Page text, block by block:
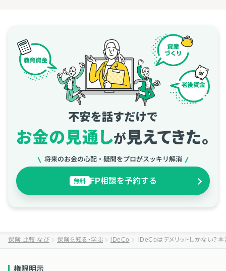
将来のお金の心配・疑問をプロがスッキリ解消
無料 FP相談を予約する
保険 比較 なび 保険を知る・学ぶ iDeCo iDeCoはデメリットしかない？本
権限明示